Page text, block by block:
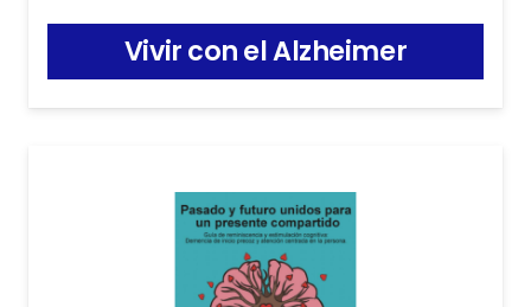
Vivir con el Alzheimer